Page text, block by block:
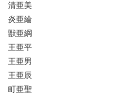
清亜美
炎亜綸
獣亜綱
王亜平
王亜男
王亜辰
町亜聖